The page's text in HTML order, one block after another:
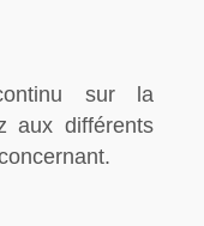
sur la
aux différents